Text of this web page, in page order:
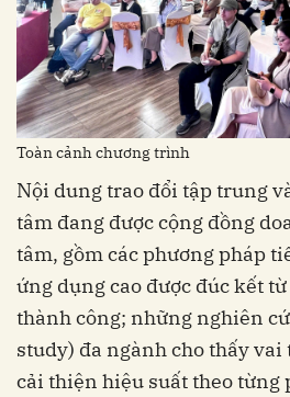
Toàn cảnh chương trình
Nội dung trao đổi tập trung
tâm đang được cộng đồng
tâm, gồm các phương pháp
ứng dụng cao được đúc kết
thành công; những nghiên
study) đa ngành cho thấy
cải thiện hiệu suất theo từng